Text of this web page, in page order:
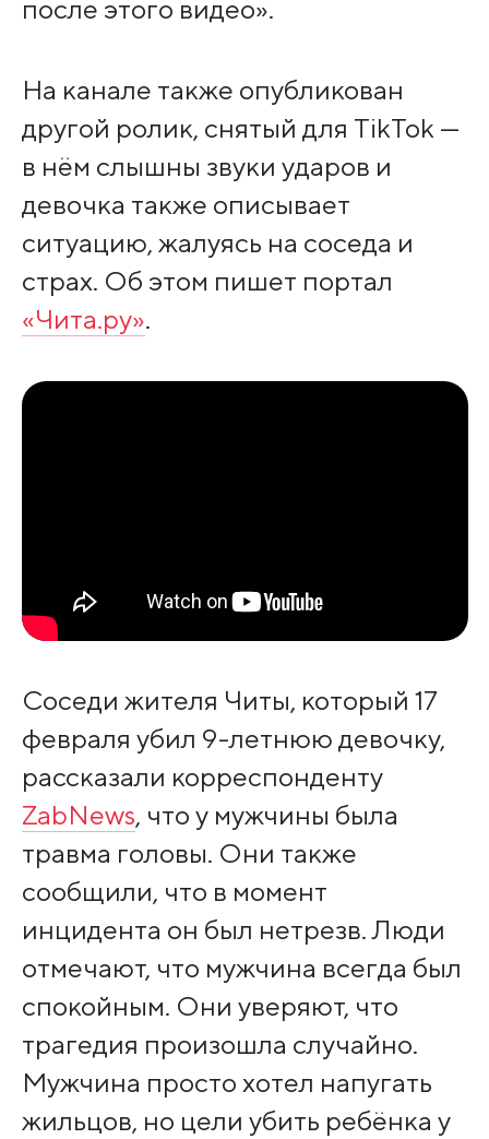
после этого видео».
На канале также опубликован
другой ролик, снятый для TikTok —
в нём слышны звуки ударов и
девочка также описывает
ситуацию, жалуясь на соседа и
страх. Об этом пишет портал
«Чита.ру».
Соседи жителя Читы, который 17
февраля убил 9-летнюю девочку,
рассказали корреспонденту
ZabNews, что у мужчины была
травма головы. Они также
сообщили, что в момент
инцидента он был нетрезв. Люди
отмечают, что мужчина всегда был
спокойным. Они уверяют, что
трагедия произошла случайно.
Мужчина просто хотел напугать
жильцов, но цели убить ребёнка у